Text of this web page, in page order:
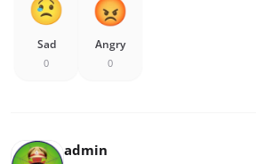
Sad
0
Angry
0
admin